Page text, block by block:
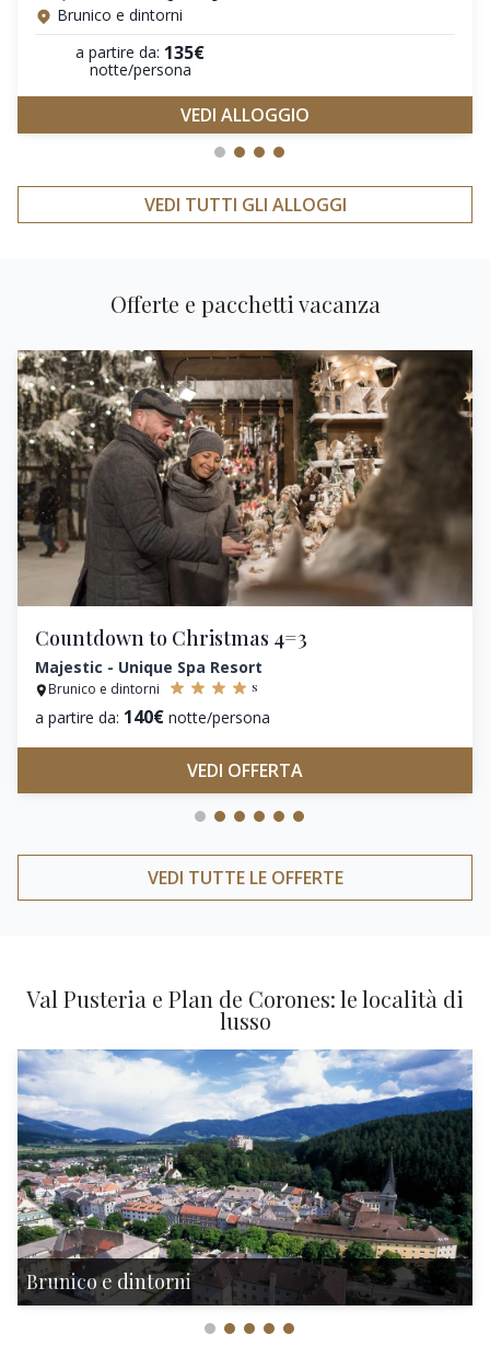
Brunico e dintorni
a partire da: 135€
notte/persona
VEDI ALLOGGIO
VEDI TUTTI GLI ALLOGGI
Offerte e pacchetti vacanza
Countdown to Christmas 4=3
Majestic - Unique Spa Resort
Brunico e dintorni s
a partire da: 140€ notte/persona
VEDI OFFERTA
VEDI TUTTE LE OFFERTE
Val Pusteria e Plan de Corones: le località di
lusso
Brunico e dintorni